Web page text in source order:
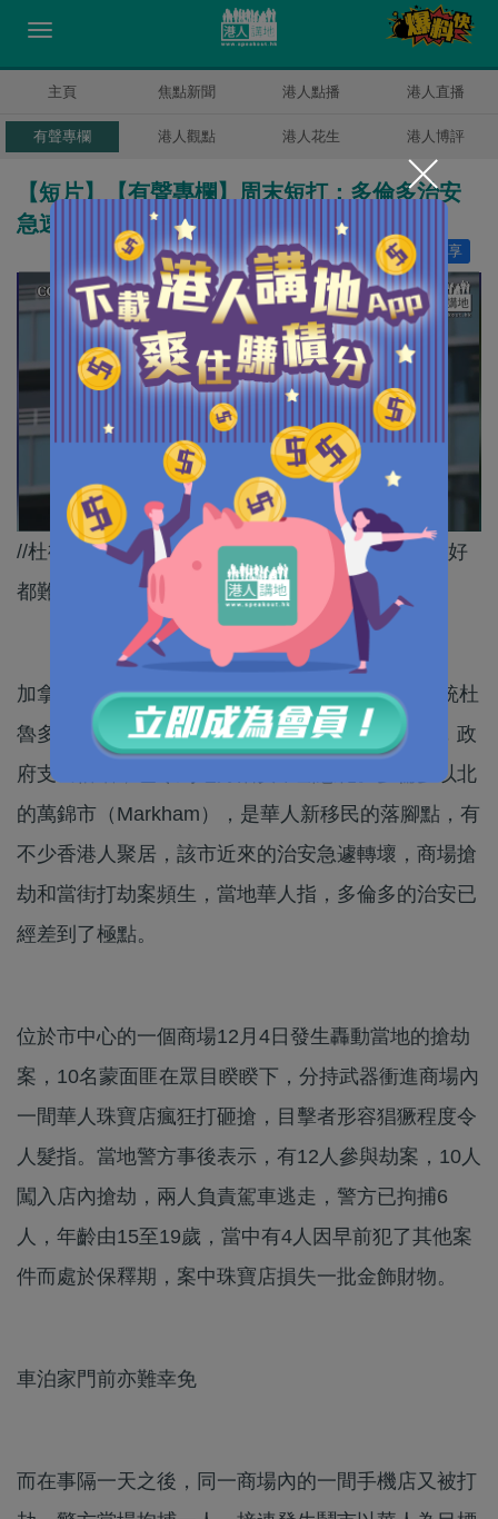
主頁 焦點新聞 港人點播 港人直播
有聲專欄 港人觀點 港人花生 港人博評
【短片】【有聲專欄】周末短打：多倫多治安
急速惡化 華人成目標人心惶惶
分享
讚好 27
//杜魯多繼續用寬鬆政策對待罪犯，加拿大治安想好
都難！//
加拿大面臨40年來最嚴重的經濟衰退，主因是總統杜
魯多提出政府主導的經濟政策，令企業投資減少，政
府支出倍增，也令到地方治安不斷惡化。多倫多以北
的萬錦市（Markham），是華人新移民的落腳點，有
不少香港人聚居，該市近來的治安急遽轉壞，商場搶
劫和當街打劫案頻生，當地華人指，多倫多的治安已
經差到了極點。
位於市中心的一個商場12月4日發生轟動當地的搶劫
案，10名蒙面匪在眾目睽睽下，分持武器衝進商場內
一間華人珠寶店瘋狂打砸搶，目擊者形容猖獗程度令
人髮指。當地警方事後表示，有12人參與劫案，10人
闖入店內搶劫，兩人負責駕車逃走，警方已拘捕6
人，年齡由15至19歲，當中有4人因早前犯了其他案
件而處於保釋期，案中珠寶店損失一批金飾財物。
車泊家門前亦難幸免
而在事隔一天之後，同一商場內的一間手機店又被打